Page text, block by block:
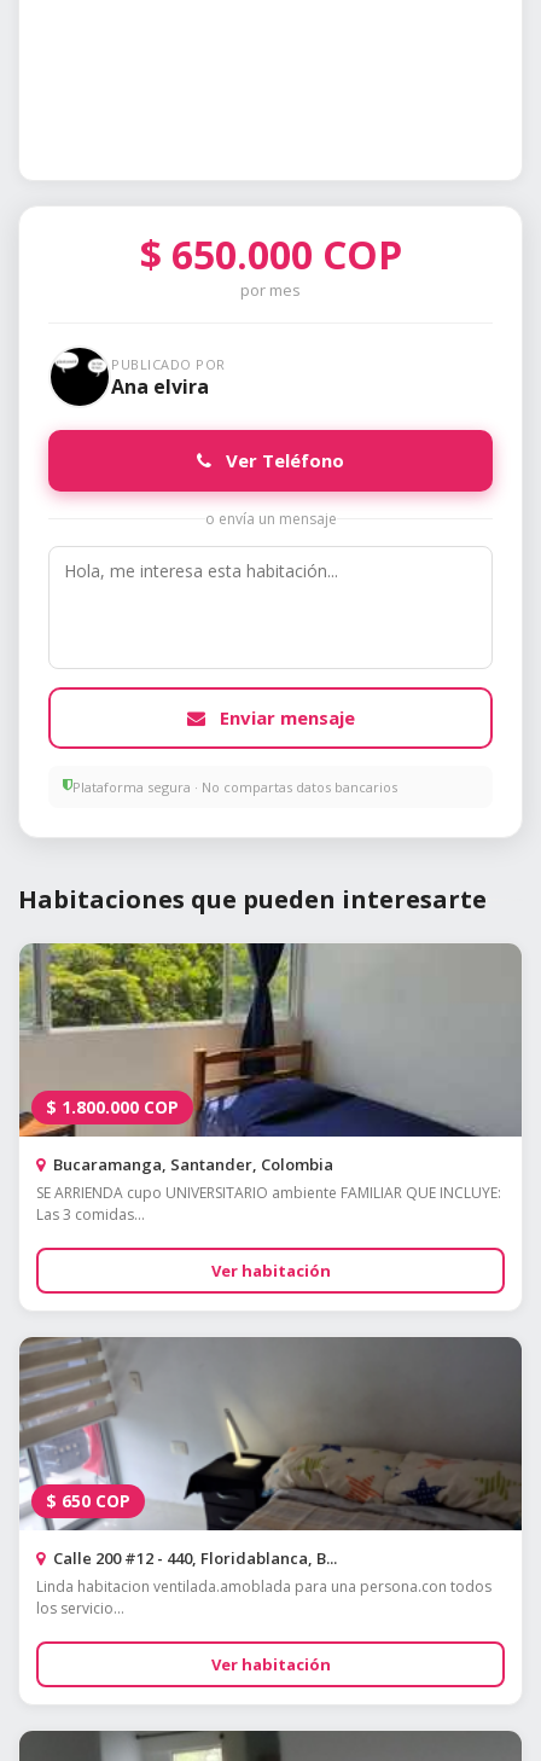
$ 650.000 COP
por mes
PUBLICADO POR
Ana elvira
Ver Teléfono
o envía un mensaje
Enviar mensaje
Plataforma segura · No compartas datos bancarios
Habitaciones que pueden interesarte
$ 1.800.000 COP
Bucaramanga, Santander, Colombia
SE ARRIENDA cupo UNIVERSITARIO ambiente FAMILIAR QUE INCLUYE:
Las 3 comidas...
Ver habitación
$ 650 COP
Calle 200 #12 - 440, Floridablanca, B...
Linda habitacion ventilada.amoblada para una persona.con todos
los servicio...
Ver habitación